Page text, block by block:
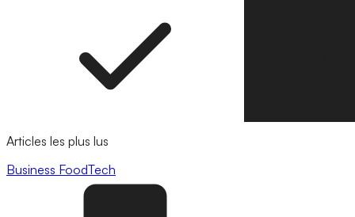
Articles les plus lus
Business FoodTech